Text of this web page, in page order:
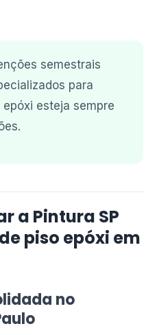
semestrais
para
esteja sempre
a Pintura SP
piso epóxi em
no